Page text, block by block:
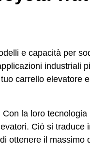
e capacità per
industriali
carrello elevatore
la loro
Ciò si traduce
ottenere il massimo